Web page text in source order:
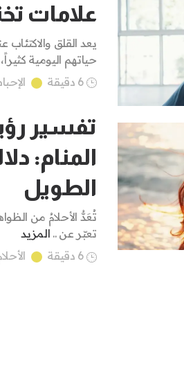
علامات
يعد القلق
حياتهم اليومية
6 دقيقة
تفسير
المنام:
الطويل
تُعَدُّ الأحلامُ من
تعبّر عن .. المزيد
6 دقيقة